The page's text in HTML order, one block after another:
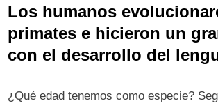
Los humanos
primates e hicieron un
con el desarrollo del
¿Qué edad tenemos como especie?